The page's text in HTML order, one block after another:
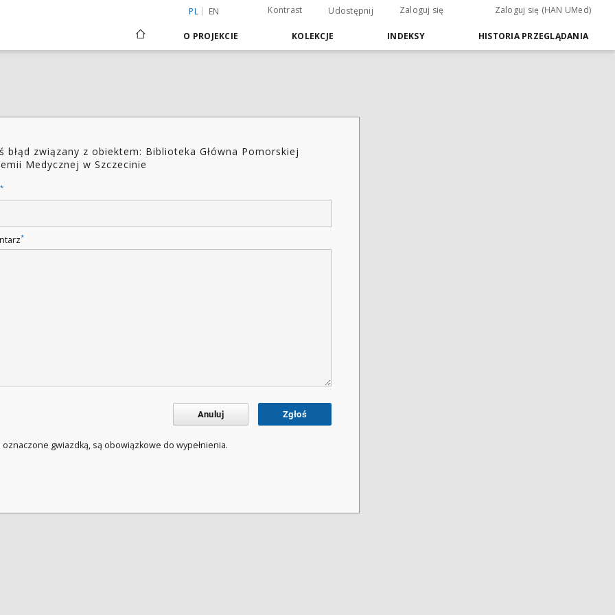
PL EN Kontrast Udostępnij Zaloguj się Zaloguj się (HAN UMed)
O PROJEKCIE KOLEKCJE INDEKSY HISTORIA PRZEGLĄDANIA
błąd związany z obiektem: Biblioteka Główna Pomorskiej
Medycznej w Szczecinie
*
*
Anuluj Zgłoś
oznaczone gwiazdką, są obowiązkowe do wypełnienia.